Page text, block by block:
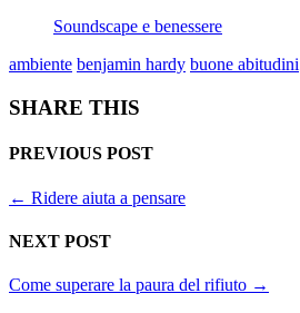
Soundscape e benessere
ambiente benjamin hardy buone abitudini
SHARE THIS
PREVIOUS POST
← Ridere aiuta a pensare
NEXT POST
Come superare la paura del rifiuto →